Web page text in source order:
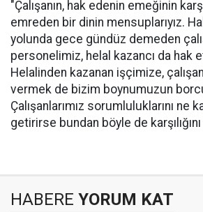
"Çalışanın, hak edenin emeğinin
emreden bir dinin mensuplarıyız.
yolunda gece gündüz demeden
personelimiz, helal kazancı da hak
Helalinden kazanan işçimize,
vermek de bizim boynumuzun
Çalışanlarımız sorumluluklarını ne
getirirse bundan böyle de
HABERE YORUM KAT